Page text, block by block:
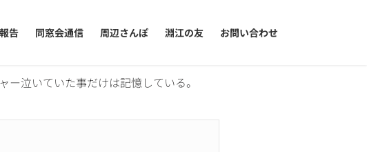
告 同窓会通信 周辺さんぽ 淵江の友 お問い合わせ
泣いていた事だけは記憶している。